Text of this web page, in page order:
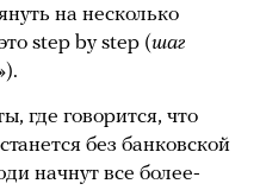
на несколько
step by step (шаг
).
где говорится, что
без банковской
начнут все более-